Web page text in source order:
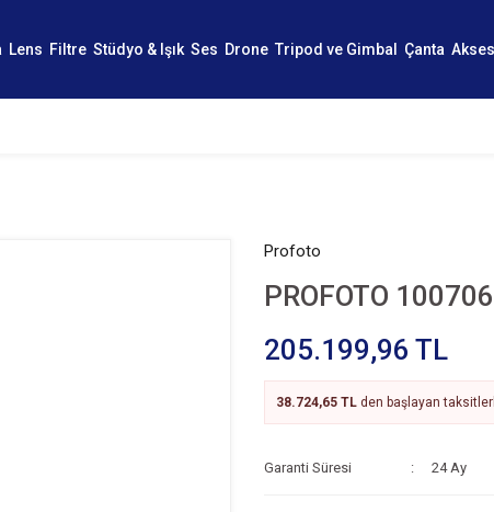
Lens Filtre Stüdyo & Işık Ses Drone Tripod ve Gimbal Çanta
Profoto
PROFOTO
205.199,96 TL
38.724,65 TL den başlayan
Garanti Süresi 24 Ay